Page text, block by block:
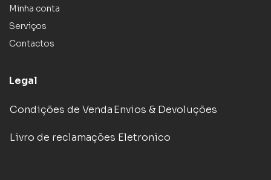
Minha conta
Serviços
Contactos
Legal
Condições de VendaEnvios & Devoluções
Livro de reclamações Eletronico